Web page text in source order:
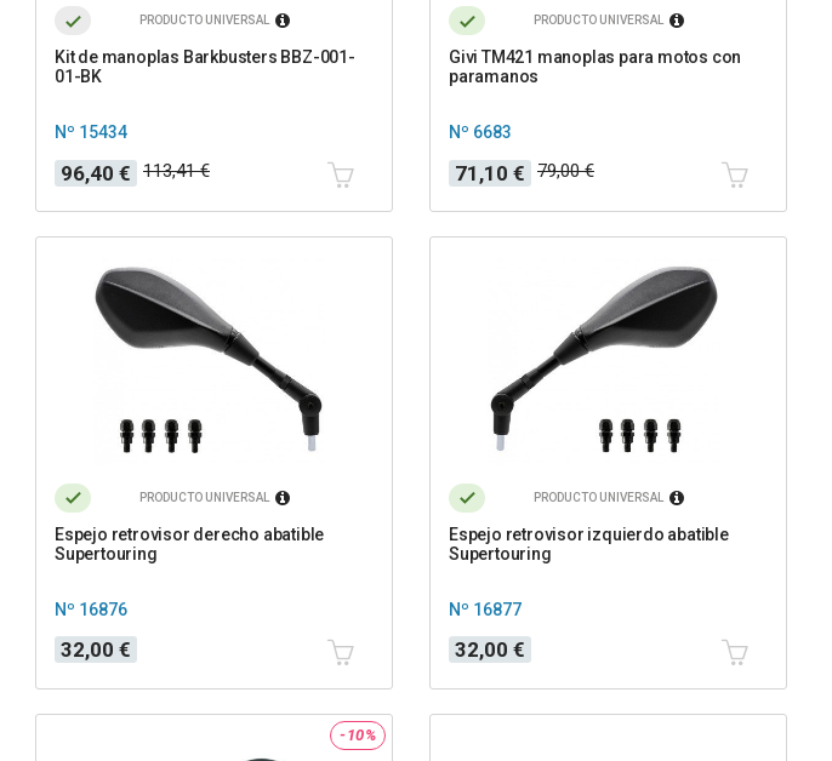
PRODUCTO UNIVERSAL
Kit de manoplas Barkbusters BBZ-001-
01-BK
Nº 15434
Precio
96,40 €
Precio
base
113,41 €
PRODUCTO UNIVERSAL
Givi TM421 manoplas para motos con
paramanos
Nº 6683
Precio
71,10 €
Precio
base
79,00 €
PRODUCTO UNIVERSAL
Espejo retrovisor derecho abatible
Supertouring
Nº 16876
Precio
32,00 €
PRODUCTO UNIVERSAL
Espejo retrovisor izquierdo abatible
Supertouring
Nº 16877
Precio
32,00 €
-10%